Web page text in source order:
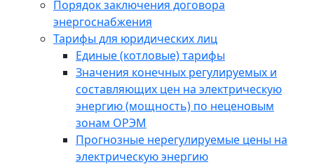
Порядок заключения договора
энергоснабжения
Тарифы для юридических лиц
Единые (котловые) тарифы
Значения конечных регулируемых и
составляющих цен на электрическую
энергию (мощность) по неценовым
зонам ОРЭМ
Прогнозные нерегулируемые цены на
электрическую энергию